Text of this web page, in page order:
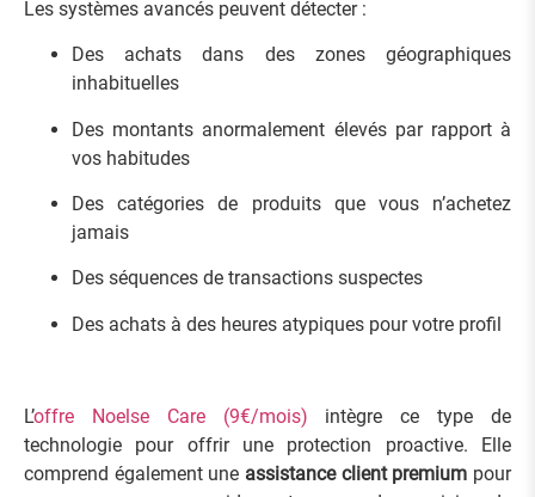
Les systèmes avancés peuvent détecter :
Des achats dans des zones géographiques
inhabituelles
Des montants anormalement élevés par rapport à
vos habitudes
Des catégories de produits que vous n’achetez
jamais
Des séquences de transactions suspectes
Des achats à des heures atypiques pour votre profil
L’offre Noelse Care (9€/mois) intègre ce type de
technologie pour offrir une protection proactive. Elle
comprend également une assistance client premium pour